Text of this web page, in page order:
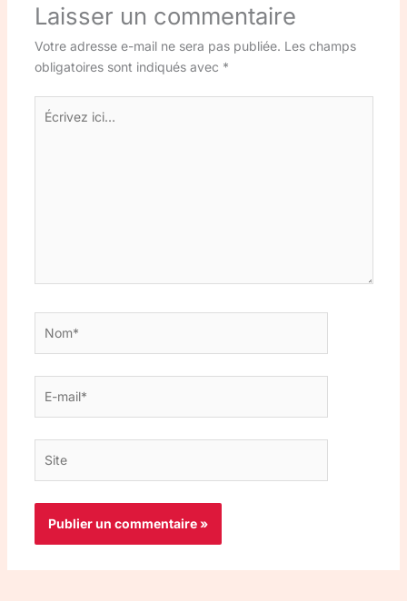
Laisser un commentaire
Votre adresse e-mail ne sera pas publiée. Les champs
obligatoires sont indiqués avec *
Écrivez
ici…
mail*